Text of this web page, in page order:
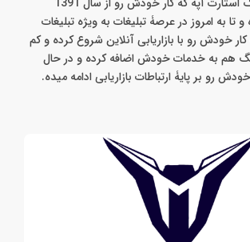
به امروز در عرصۀ تبلیغات به ویژه تبلیغات
خودش رو با بازاریابی آنلاین شروع کرده و کم
هم به خدمات خودش اضافه کرده و در حال
رو بر پایۀ ارتباطات بازاریابی ادامه میده.